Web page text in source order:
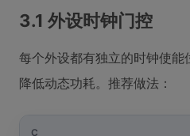
3.1 外设时钟门控
每个外设都有独立的时钟使能
降低动态功耗。推荐做法：
C